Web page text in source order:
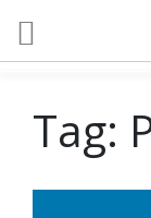
Tag: